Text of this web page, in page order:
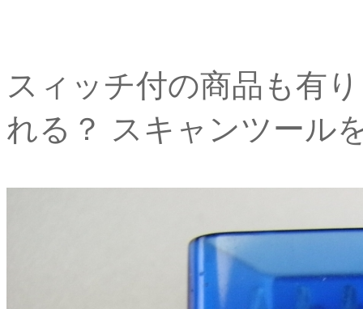
スィッチ付の商品も有
れる？ スキャンツール